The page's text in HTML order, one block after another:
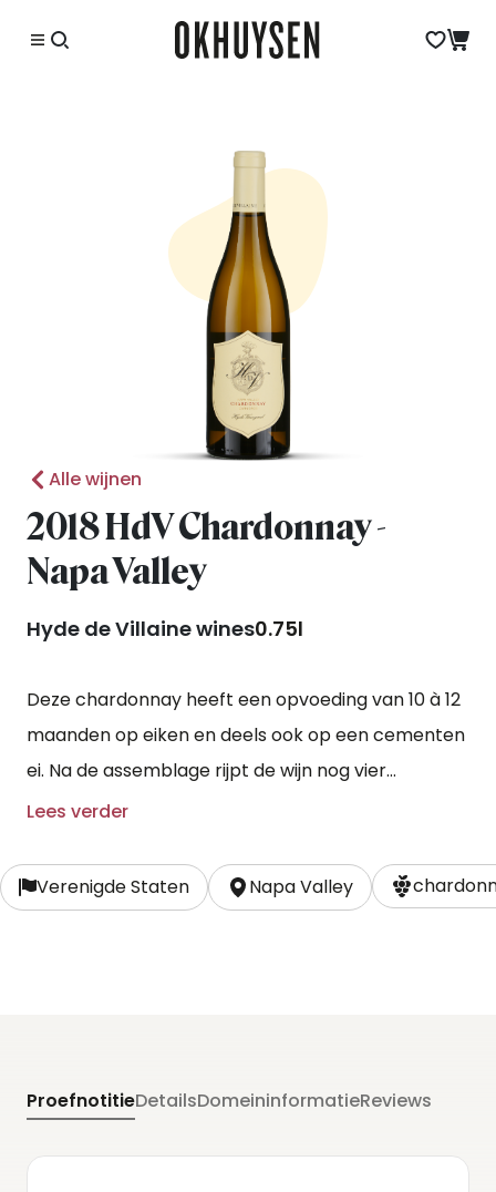
Alle wijnen
2018 HdV Chardonnay -
Napa Valley
Hyde de Villaine wines0.75l
Deze chardonnay heeft een opvoeding van 10 à 12
maanden op eiken en deels ook op een cementen
ei. Na de assemblage rijpt de wijn nog vier
maanden op roestvrijstalen vaten. De wijn wordt
Lees verder
Verenigde Staten Napa Valley
ProefnotitieDetailsDomeininformatieReviews